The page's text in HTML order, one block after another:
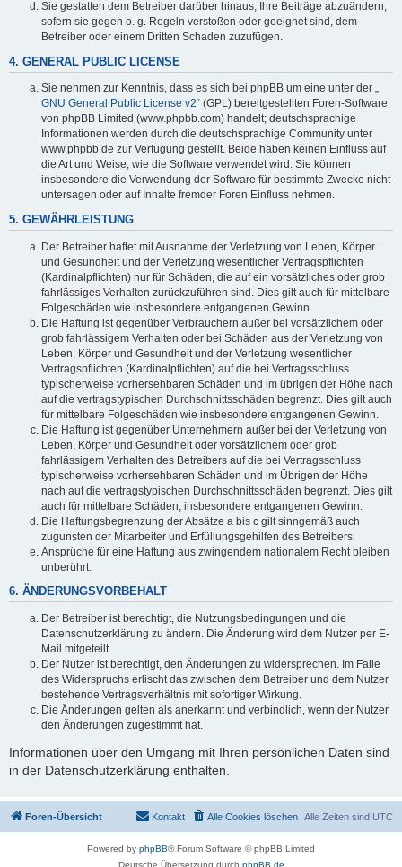
Sie gestatten dem Betreiber darüber hinaus, Ihre Beiträge abzuändern,
sofern sie gegen o. g. Regeln verstoßen oder geeignet sind, dem
Betreiber oder einem Dritten Schaden zuzufügen.
4. GENERAL PUBLIC LICENSE
Sie nehmen zur Kenntnis, dass es sich bei phpBB um eine unter der „
GNU General Public License v2“ (GPL) bereitgestellten Foren-Software
von phpBB Limited (www.phpbb.com) handelt; deutschsprachige
Informationen werden durch die deutschsprachige Community unter
www.phpbb.de zur Verfügung gestellt. Beide haben keinen Einfluss auf
die Art und Weise, wie die Software verwendet wird. Sie können
insbesondere die Verwendung der Software für bestimmte Zwecke nicht
untersagen oder auf Inhalte fremder Foren Einfluss nehmen.
5. GEWÄHRLEISTUNG
Der Betreiber haftet mit Ausnahme der Verletzung von Leben, Körper
und Gesundheit und der Verletzung wesentlicher Vertragspflichten
(Kardinalpflichten) nur für Schäden, die auf ein vorsätzliches oder grob
fahrlässiges Verhalten zurückzuführen sind. Dies gilt auch für mittelbare
Folgeschäden wie insbesondere entgangenen Gewinn.
Die Haftung ist gegenüber Verbrauchern außer bei vorsätzlichem oder
grob fahrlässigem Verhalten oder bei Schäden aus der Verletzung von
Leben, Körper und Gesundheit und der Verletzung wesentlicher
Vertragspflichten (Kardinalpflichten) auf die bei Vertragsschluss
typischerweise vorhersehbaren Schäden und im übrigen der Höhe nach
auf die vertragstypischen Durchschnittsschäden begrenzt. Dies gilt auch
für mittelbare Folgeschäden wie insbesondere entgangenen Gewinn.
Die Haftung ist gegenüber Unternehmern außer bei der Verletzung von
Leben, Körper und Gesundheit oder vorsätzlichem oder grob
fahrlässigem Verhalten des Betreibers auf die bei Vertragsschluss
typischerweise vorhersehbaren Schäden und im Übrigen der Höhe
nach auf die vertragstypischen Durchschnittsschäden begrenzt. Dies gilt
auch für mittelbare Schäden, insbesondere entgangenen Gewinn.
Die Haftungsbegrenzung der Absätze a bis c gilt sinngemäß auch
zugunsten der Mitarbeiter und Erfüllungsgehilfen des Betreibers.
Ansprüche für eine Haftung aus zwingendem nationalem Recht bleiben
unberührt.
6. ÄNDERUNGSVORBEHALT
Der Betreiber ist berechtigt, die Nutzungsbedingungen und die
Datenschutzerklärung zu ändern. Die Änderung wird dem Nutzer per E-
Mail mitgeteilt.
Der Nutzer ist berechtigt, den Änderungen zu widersprechen. Im Falle
des Widerspruchs erlischt das zwischen dem Betreiber und dem Nutzer
bestehende Vertragsverhältnis mit sofortiger Wirkung.
Die Änderungen gelten als anerkannt und verbindlich, wenn der Nutzer
den Änderungen zugestimmt hat.
Informationen über den Umgang mit Ihren persönlichen Daten sind
in der Datenschutzerklärung enthalten.
Foren-Übersicht Alle Zeiten sind UTC
Alle Cookies löschen
Kontakt
Powered by phpBB® Forum Software © phpBB Limited
Deutsche Übersetzung durch phpBB.de